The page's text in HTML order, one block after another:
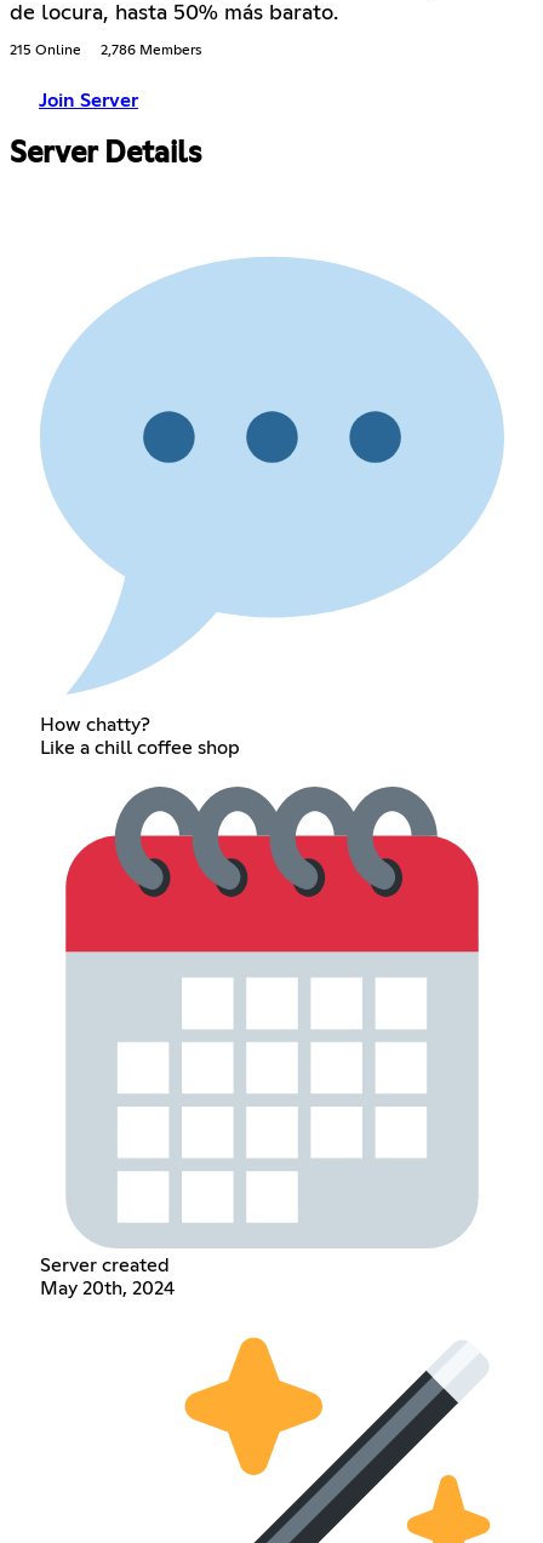
de locura, hasta 50% más barato.
215 Online 2,786 Members
Join Server
Server Details
How chatty?
Like a chill coffee shop
Server created
May 20th, 2024